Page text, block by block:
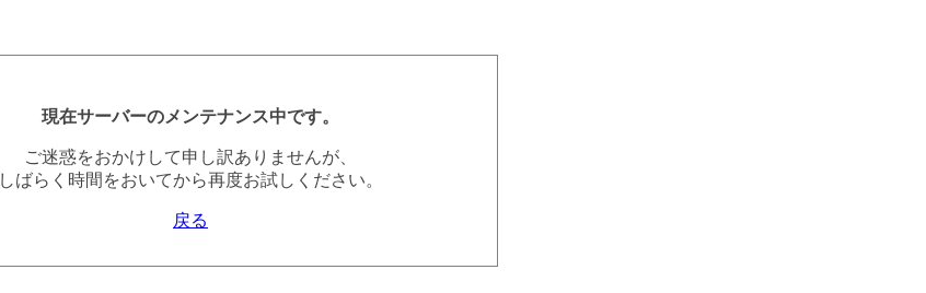
現在サーバーのメンテナンス中です。
ご迷惑をおかけして申し訳ありませんが、
しばらく時間をおいてから再度お試しください。
戻る